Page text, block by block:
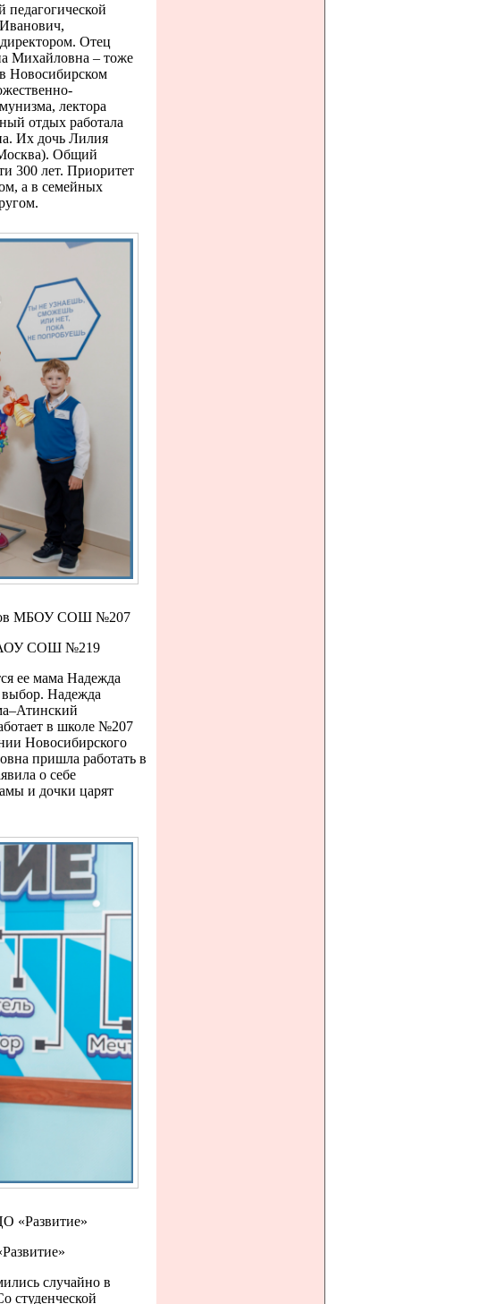
Отец
Михайловна – тоже
Новосибирском
лектора
отдых работала
Их дочь Лилия
Москва). Общий
300 лет. Приоритет
а в семейных
МБОУ СОШ №207
МАОУ СОШ №219
ее мама Надежда
выбор. Надежда
в школе №207
Новосибирского
пришла работать в
о себе
и дочки царят
«Развитие»
случайно в
студенческой